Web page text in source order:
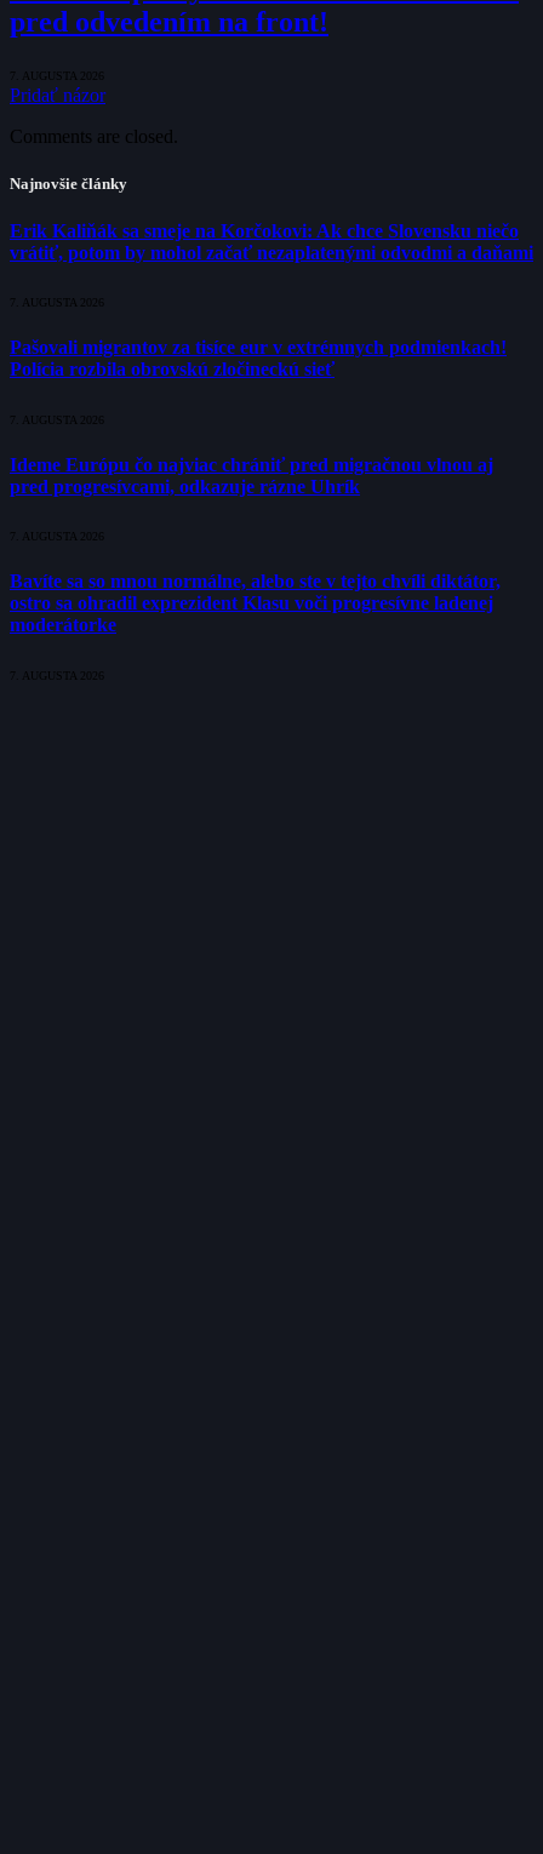
pred odvedením na front!
7. AUGUSTA 2026
Pridať názor
Comments are closed.
Najnovšie články
Erik Kaliňák sa smeje na Korčokovi: Ak chce Slovensku niečo
vrátiť, potom by mohol začať nezaplatenými odvodmi a daňami
7. AUGUSTA 2026
Pašovali migrantov za tisíce eur v extrémnych podmienkach!
Polícia rozbila obrovskú zločineckú sieť
7. AUGUSTA 2026
Ideme Európu čo najviac chrániť pred migračnou vlnou aj
pred progresívcami, odkazuje rázne Uhrík
7. AUGUSTA 2026
Bavíte sa so mnou normálne, alebo ste v tejto chvíli diktátor,
ostro sa ohradil exprezident Klasu voči progresívne ladenej
moderátorke
7. AUGUSTA 2026